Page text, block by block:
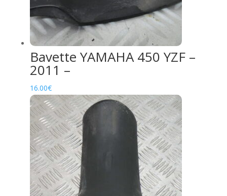
Bavette YAMAHA 450 YZF –
2011 –
16.00€